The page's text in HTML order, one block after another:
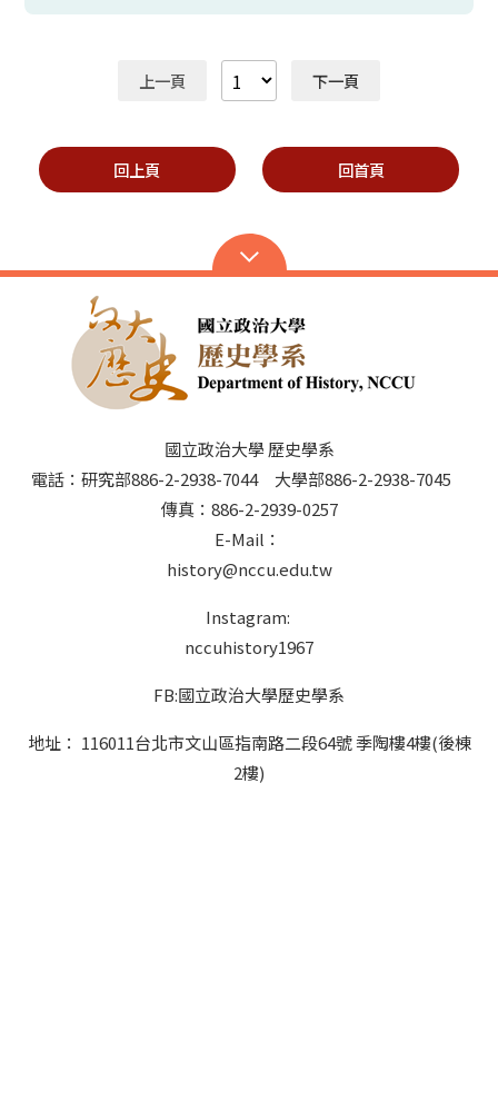
上一頁 下一頁
回上頁 回首頁
國立政治大學 歷史學系
電話：研究部886-2-2938-7044 大學部886-2-2938-7045
傳真：886-2-2939-0257
E-Mail：
history@nccu.edu.tw
Instagram:
nccuhistory1967
FB:國立政治大學歷史學系
地址： 116011台北市文山區指南路二段64號 季陶樓4樓(後棟
2樓)